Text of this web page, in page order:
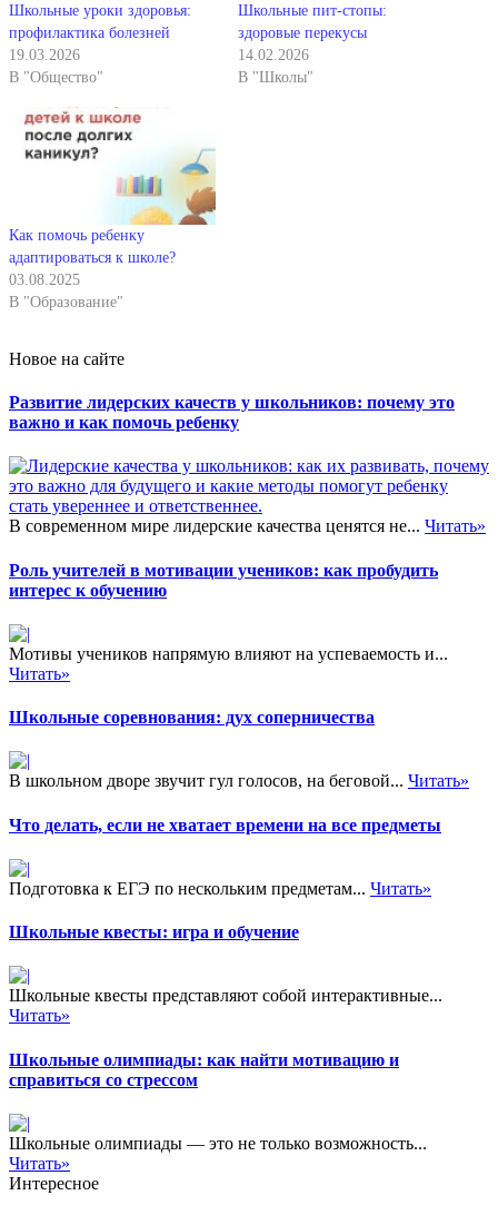
Школьные уроки здоровья:
профилактика болезней
19.03.2026
В "Общество"
Школьные пит-стопы:
здоровые перекусы
14.02.2026
В "Школы"
Как помочь ребенку
адаптироваться к школе?
03.08.2025
В "Образование"
Новое на сайте
Развитие лидерских качеств у школьников: почему это
важно и как помочь ребенку
В современном мире лидерские качества ценятся не... Читать»
Роль учителей в мотивации учеников: как пробудить
интерес к обучению
Мотивы учеников напрямую влияют на успеваемость и...
Читать»
Школьные соревнования: дух соперничества
В школьном дворе звучит гул голосов, на беговой... Читать»
Что делать, если не хватает времени на все предметы
Подготовка к ЕГЭ по нескольким предметам... Читать»
Школьные квесты: игра и обучение
Школьные квесты представляют собой интерактивные...
Читать»
Школьные олимпиады: как найти мотивацию и
справиться со стрессом
Школьные олимпиады — это не только возможность...
Читать»
Интересное